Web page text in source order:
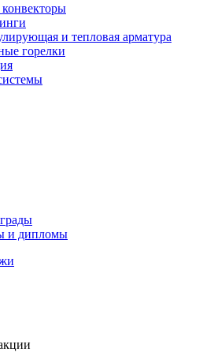
и тепловая арматура
горелки
и дипломы